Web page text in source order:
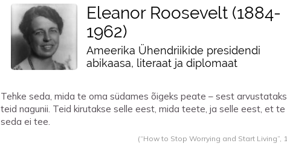
Eleanor Roosevelt 1884-
1962
Ameerika Ühendriikide presidendi
abikaasa, literaat ja diplomaat
Tehke seda, mida te oma südames õigeks peate – sest
teid nagunii. Teid kirutakse selle eest, mida teete, ja selle eest, et te
seda ei tee.
(“How to Stop Worrying and Start Living”,